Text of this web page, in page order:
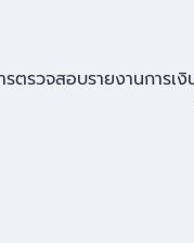
ตรวจสอบรายงานการ